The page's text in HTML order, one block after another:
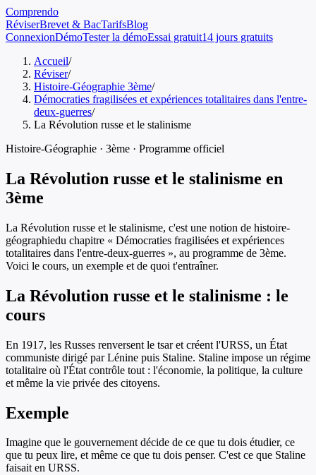
Comprendo
RéviserBrevet & BacTarifsBlog
ConnexionDémoTester la démoEssai gratuit14 jours gratuits
Accueil/
Réviser/
Histoire-Géographie 3ème/
Démocraties fragilisées et expériences totalitaires dans l'entre-
deux-guerres/
La Révolution russe et le stalinisme
Histoire-Géographie · 3ème · Programme officiel
La Révolution russe et le stalinisme en
3ème
La Révolution russe et le stalinisme, c'est une notion de histoire-
géographiedu chapitre « Démocraties fragilisées et expériences
totalitaires dans l'entre-deux-guerres », au programme de 3ème.
Voici le cours, un exemple et de quoi t'entraîner.
La Révolution russe et le stalinisme : le
cours
En 1917, les Russes renversent le tsar et créent l'URSS, un État
communiste dirigé par Lénine puis Staline. Staline impose un régime
totalitaire où l'État contrôle tout : l'économie, la politique, la culture
et même la vie privée des citoyens.
Exemple
Imagine que le gouvernement décide de ce que tu dois étudier, ce
que tu peux lire, et même ce que tu dois penser. C'est ce que Staline
faisait en URSS.